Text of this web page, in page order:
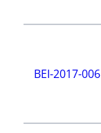
BEI-2017-006